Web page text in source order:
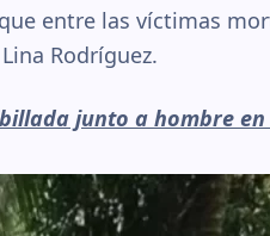
entre las víctimas
Rodríguez.
junto a hombre en